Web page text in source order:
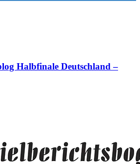
Halbfinale Deutschland –